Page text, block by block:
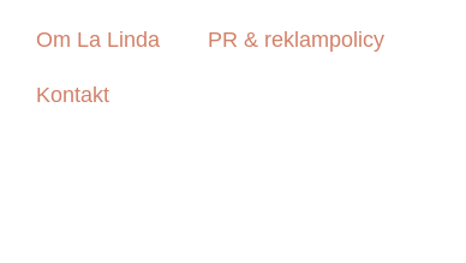
Om La Linda PR & reklampolicy
Kontakt